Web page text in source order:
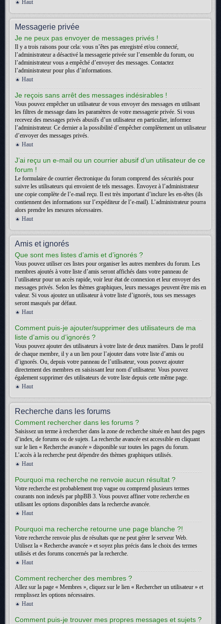
Haut
Messagerie privée
Je ne peux pas envoyer de messages privés !
Il y a trois raisons pour cela: vous n’êtes pas enregistré et/ou connecté,
l’administrateur a désactivé la messagerie privée sur l’ensemble du forum, ou
l’administrateur vous a empêché d’envoyer des messages. Contactez
l’administrateur pour plus d’informations.
Haut
Je reçois sans arrêt des messages indésirables !
Vous pouvez empêcher un utilisateur de vous envoyer des messages en utilisant
les filtres de message dans les paramètres de votre messagerie privée. Si vous
recevez des messages privés abusifs d’un utilisateur en particulier, informez
l’administrateur. Ce dernier a la possibilité d’empêcher complètement un utilisateur
d’envoyer des messages privés.
Haut
J’ai reçu un e-mail ou un courrier abusif d’un utilisateur de ce
forum !
Le formulaire de courrier électronique du forum comprend des sécurités pour
suivre les utilisateurs qui envoient de tels messages. Envoyez à l’administrateur
une copie complète de l’e-mail reçu. Il est très important d’inclure les en-têtes (ils
contiennent des informations sur l’expéditeur de l’e-mail). L’administrateur pourra
alors prendre les mesures nécessaires.
Haut
Amis et ignorés
Que sont mes listes d’amis et d’ignorés ?
Vous pouvez utiliser ces listes pour organiser les autres membres du forum. Les
membres ajoutés à votre liste d’amis seront affichés dans votre panneau de
l’utilisateur pour un accès rapide, voir leur état de connexion et leur envoyer des
messages privés. Selon les thèmes graphiques, leurs messages peuvent être mis en
valeur. Si vous ajoutez un utilisateur à votre liste d’ignorés, tous ses messages
seront masqués par défaut.
Haut
Comment puis-je ajouter/supprimer des utilisateurs de ma
liste d’amis ou d’ignorés ?
Vous pouvez ajouter des utilisateurs à votre liste de deux manières. Dans le profil
de chaque membre, il y a un lien pour l’ajouter dans votre liste d’amis ou
d’ignorés. Ou, depuis votre panneau de l’utilisateur, vous pouvez ajouter
directement des membres en saisissant leur nom d’utilisateur. Vous pouvez
également supprimer des utilisateurs de votre liste depuis cette même page.
Haut
Recherche dans les forums
Comment rechercher dans les forums ?
Saisissez un terme à rechercher dans la zone de recherche située en haut des pages
d’index, de forums ou de sujets. La recherche avancée est accessible en cliquant
sur le lien « Recherche avancée » disponible sur toutes les pages du forum.
L’accès à la recherche peut dépendre des thèmes graphiques utilisés.
Haut
Pourquoi ma recherche ne renvoie aucun résultat ?
Votre recherche est probablement trop vague ou comprend plusieurs termes
courants non indexés par phpBB 3. Vous pouvez affiner votre recherche en
utilisant les options disponibles dans la recherche avancée.
Haut
Pourquoi ma recherche retourne une page blanche ?!
Votre recherche renvoie plus de résultats que ne peut gérer le serveur Web.
Utilisez la « Recherche avancée » et soyez plus précis dans le choix des termes
utilisés et des forums concernés par la recherche.
Haut
Comment rechercher des membres ?
Allez sur la page « Membres », cliquez sur le lien « Rechercher un utilisateur » et
remplissez les options nécessaires.
Haut
Comment puis-je trouver mes propres messages et sujets ?